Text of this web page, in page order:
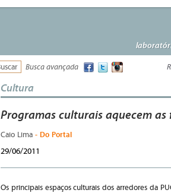
Busca avançada
Cultura
Programas culturais aquecem
Caio Lima - Do Portal
29/06/2011
Os principais espaços culturais dos arredores da